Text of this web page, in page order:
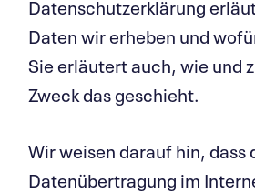
Datenschutzerklärung
Daten wir erheben und
Sie erläutert auch, wie und
Zweck das geschieht.
Wir weisen darauf hin, dass
Datenübertragung im